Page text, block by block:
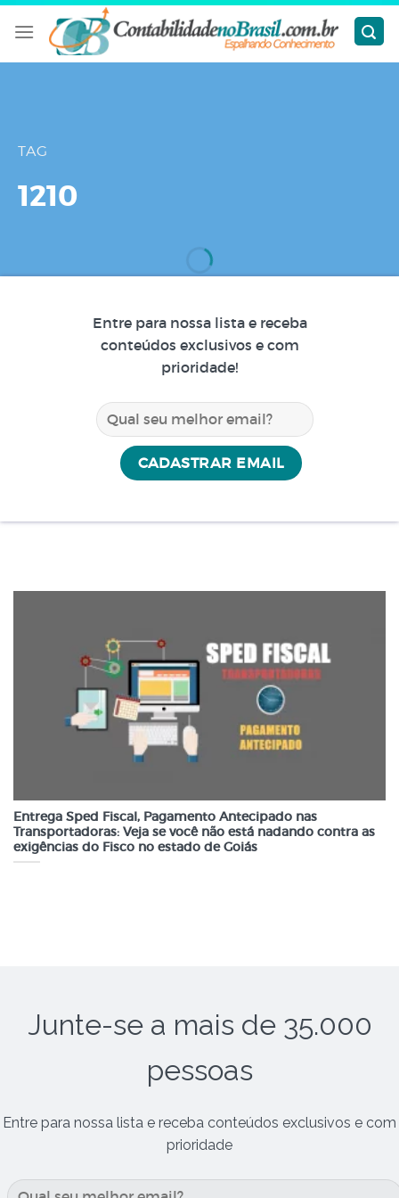
Skip
TAG
1210
Entre para nossa lista e receba
conteúdos exclusivos e com
prioridade!
Entrega Sped Fiscal, Pagamento Antecipado nas
Transportadoras: Veja se você não está nadando contra as
exigências do Fisco no estado de Goiás
Junte-se a mais de 35.000
pessoas
Entre para nossa lista e receba conteúdos exclusivos e com
prioridade